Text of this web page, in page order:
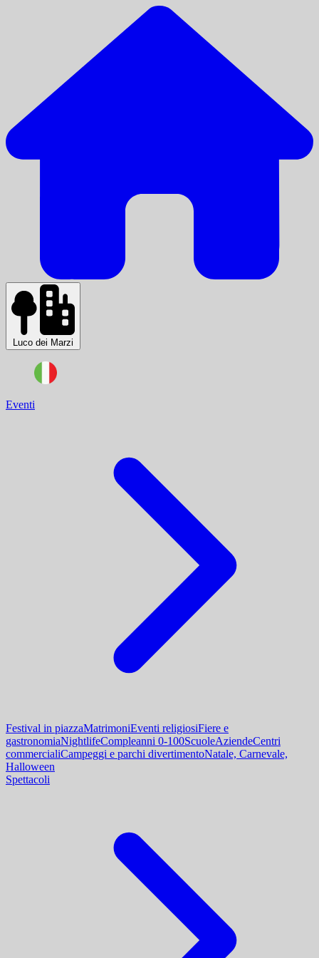
Luco dei Marzi
Eventi
Festival in piazzaMatrimoniEventi religiosiFiere e
gastronomiaNightlifeCompleanni 0-100ScuoleAziendeCentri
commercialiCampeggi e parchi divertimentoNatale, Carnevale,
Halloween
Spettacoli